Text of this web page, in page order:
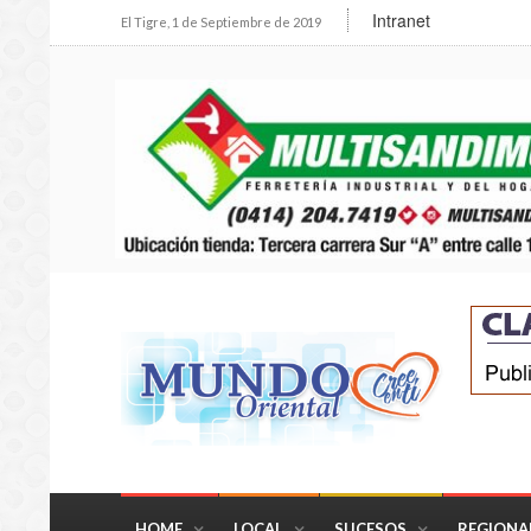
El Tigre, 1 de Septiembre de 2019 Intranet